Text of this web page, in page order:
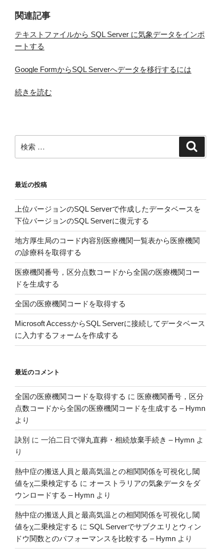
関連記事
テキストファイルから SQL Server に気象データをインポ
ートする
Google FormからSQL Serverへデータを移行するには
“気
サ
ク
花
日
の
テ
キ
ス
ト
フ
ァ
イ
ル”
の
続きを読む
索:
最近の投稿
上位バージョンのSQL Serverで作成したデータベースを
下位バージョンのSQL Serverに復元する
地方厚生局のコード内容別医療機関一覧表から医療機関
の診療科を取得する
医療機関番号，区分点数コードから全国の医療機関コー
ドを生成する
全国の医療機関コードを取得する
Microsoft AccessからSQL Serverに接続してデータベース
に入力するフォームを作成する
最近のコメント
全国の医療機関コードを取得する に 医療機関番号，区分
点数コードから全国の医療機関コードを生成する – Hymn
より
訣別 に 一泊二日で弾丸直葬・相続放棄手続き – Hymn よ
り
熱中症の搬送人員と最高気温との相関関係を可視化し閾
値をχ二乗検定する に オーストラリアの気象データをダ
ウンロードする – Hymn より
熱中症の搬送人員と最高気温との相関関係を可視化し閾
値をχ二乗検定する に SQL Serverでサブクエリとウィン
ドウ関数とのパフォーマンスを比較する – Hymn より